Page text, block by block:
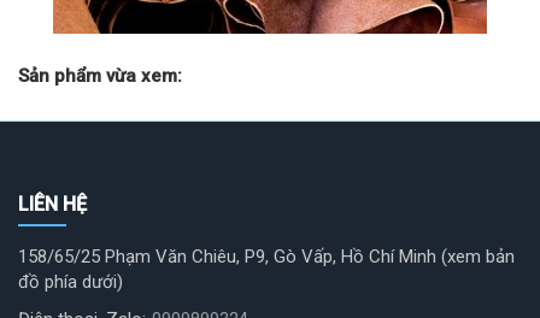
Sản phẩm vừa xem:
LIÊN HỆ
158/65/25 Phạm Văn Chiêu, P9, Gò Vấp, Hồ Chí Minh (xem bản
đồ phía dưới)